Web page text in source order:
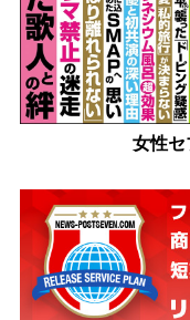
女性セ